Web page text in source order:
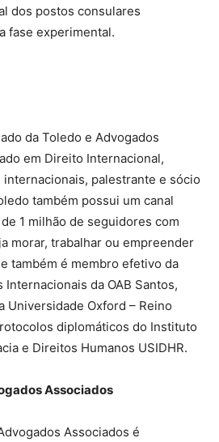
dos postos consulares
fase experimental.
da Toledo e Advogados
em Direito Internacional,
palestrante e sócio
também possui um canal
1 milhão de seguidores com
morar, trabalhar ou empreender
também é membro efetivo da
Internacionais da OAB Santos,
Universidade Oxford – Reino
diplomáticos do Instituto
e Direitos Humanos USIDHR.
Associados
Associados é